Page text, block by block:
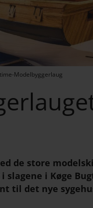
Modelbyggerlaug
de store
slagene i Køge
til det nye